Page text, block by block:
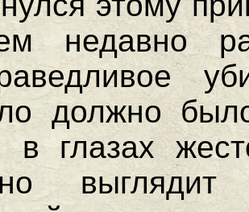
недавно
должно
в глазах
выглядит